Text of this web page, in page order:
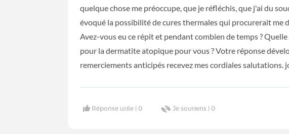
quelque chose me préoccupe, que je réfléchis, que j'ai du
évoqué la possibilité de cures thermales qui procurerait me
Avez-vous eu ce répit et pendant combien de temps ?
pour la dermatite atopique pour vous ? Votre réponse
remerciements anticipés recevez mes cordiales salutations.
Réponse utile |0 Je soutiens |0